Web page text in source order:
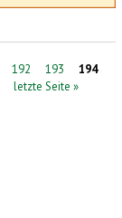
192 193
194
letzte Seite »